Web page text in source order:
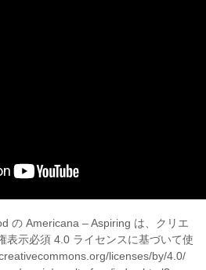
の Americana – Aspiring は、クリエ
表示必須 4.0 ライセンスに基づいて使
licenses/by/4.0/